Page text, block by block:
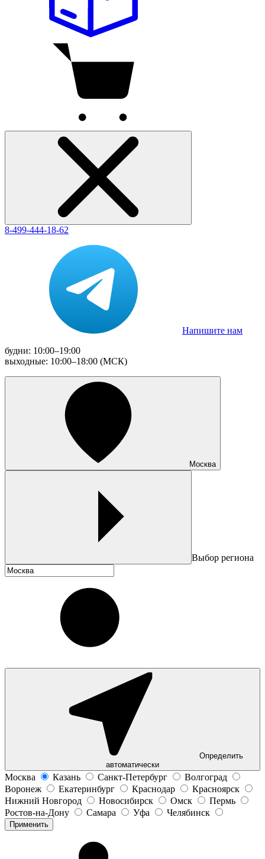
8-499-444-18-62
Напишите нам
будни: 10:00–19:00
выходные: 10:00–18:00 (МСК)
Москва
Выбор региона
Определить
автоматически
Москва Казань Санкт-Петербург
Волгоград
Воронеж
Екатеринбург Краснодар
Красноярск
Нижний Новгород
Новосибирск Омск
Пермь
Ростов-на-Дону
Самара Уфа Челябинск
Применить